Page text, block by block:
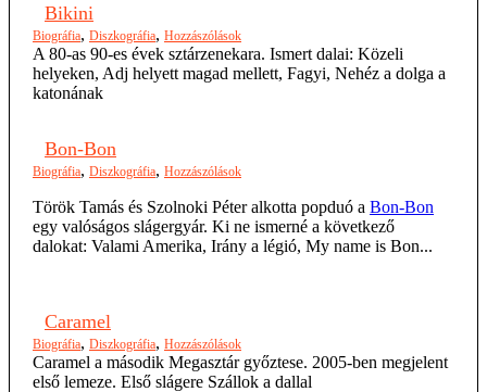
Bikini
Biográfia, Diszkográfia, Hozzászólások
A 80-as 90-es évek sztárzenekara. Ismert dalai: Közeli
helyeken, Adj helyett magad mellett, Fagyi, Nehéz a dolga a
katonának
Bon-Bon
Biográfia, Diszkográfia, Hozzászólások
Török Tamás és Szolnoki Péter alkotta popduó a Bon-Bon
egy valóságos slágergyár. Ki ne ismerné a következő
dalokat: Valami Amerika, Irány a légió, My name is Bon...
Caramel
Biográfia, Diszkográfia, Hozzászólások
Caramel a második Megasztár győztese. 2005-ben megjelent
első lemeze. Első slágere Szállok a dallal